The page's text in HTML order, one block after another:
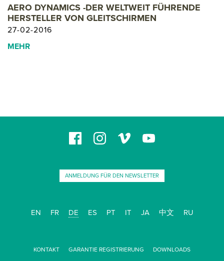
AERO DYNAMICS -DER WELTWEIT FÜHRENDE
HERSTELLER VON GLEITSCHIRMEN
27-02-2016
MEHR
MODEL
MODEL
PREVIOUS
MODEL
MODEL
MODEL
MODEL
MODEL
ANMELDUNG FÜR DEN NEWSLETTER
EN FR DE ES PT IT JA 中文 RU
KONTAKT GARANTIE REGISTRIERUNG DOWNLOADS